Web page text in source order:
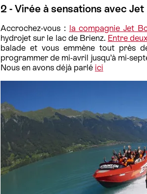
2 - Virée à sensations avec
Accrochez-vous : la compagnie Jet
hydrojet sur le lac de Brienz. Entre
balade et vous emmène tout près
programmer de mi-avril jusqu’à mi-
Nous en avons déjà parlé ici